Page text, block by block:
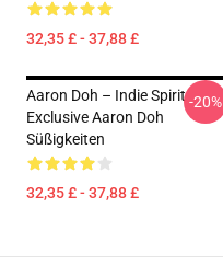
32,35 £ - 37,88 £
Aaron Doh – Indie Spirit
Exclusive Aaron Doh
Süßigkeiten
32,35 £ - 37,88 £
-20%